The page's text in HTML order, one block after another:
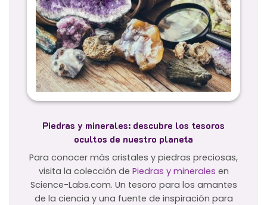
Piedras y minerales: descubre los tesoros
ocultos de nuestro planeta
Para conocer más cristales y piedras preciosas,
visita la colección de Piedras y minerales en
Science-Labs.com. Un tesoro para los amantes
de la ciencia y una fuente de inspiración para